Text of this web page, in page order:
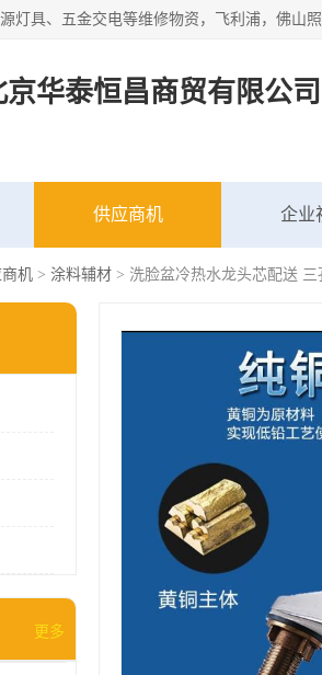
京华泰恒昌商贸有限公司
供应商机 企业
机 > 涂料辅材 > 洗脸盆冷热水龙头芯配送
更多